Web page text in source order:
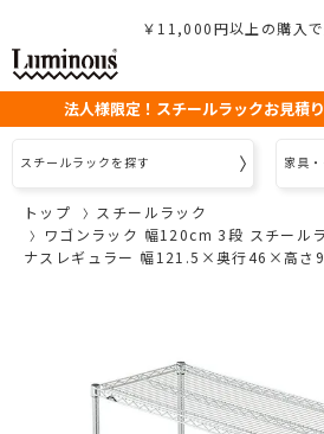
￥11,000円以上の購入
法人様限定！スチールラックお見積
スチールラックを探す 家具
トップ
スチールラック
ワゴンラック 幅120cm 3段 スチール
ナスレギュラー 幅121.5×奥行46×高さ